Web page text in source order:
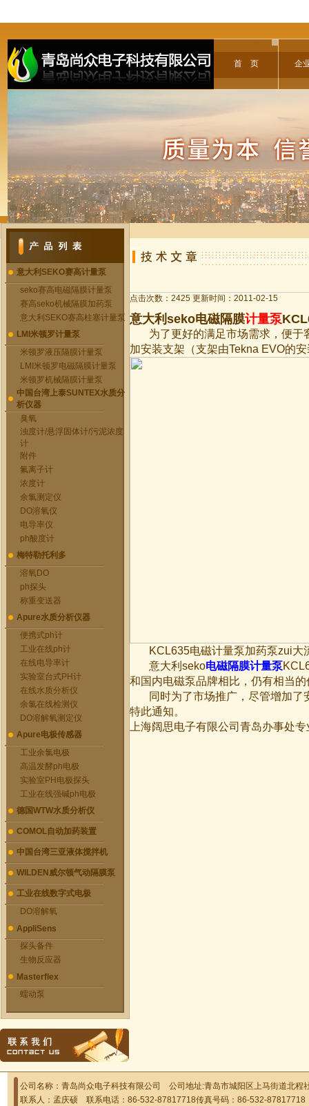
首 页 企
意大利SEKO赛高计量泵
seko赛高电磁隔膜计量泵
赛高seko机械隔膜加药泵
意大利SEKO赛高柱塞计量泵
LMI米顿罗计量泵
米顿罗液压隔膜计量泵
LMI米顿罗电磁隔膜计量泵
米顿罗机械隔膜计量泵
中国台湾上泰SUNTEX水质分
析仪器
臭氧
浊度计/悬浮固体计/污泥浓度
计
附件
氟离子计
浓度计
余氯测定仪
DO溶氧仪
电导率仪
ph酸度计
梅特勒托利多
溶氧DO
ph探头
称重变送器
Apure水质分析仪器
便携式ph计
工业在线ph计
在线电导率计
实验室台式PH计
在线水质分析仪
余氯在线检测仪
DO溶解氧测定仪
Apure电极传感器
工业余氯电极
高温发酵ph电极
实验室PH电极探头
工业在线强碱ph电极
德国WTW水质分析仪
COMOL自动加药装置
中国台湾三亚液体搅拌机
WILDEN威尔顿气动隔膜泵
工业在线数字式电极
DO溶解氧
AppliSens
探头备件
生物反应器
Masterflex
蠕动泵
点击次数：2425 更新时间：2011-02-15
意大利seko电磁隔膜计量泵
为了更好的满足市场需求，便于
加安装支架（支架由Tekna EVO的
KCL635电磁计量泵加药泵zui大
意大利seko电磁隔膜计量泵
和国内电磁泵品牌相比，仍有相当
同时为了市场推广，尽管增加了
特此通知。
上海阔思电子有限公司青岛办事处
公司名称：青岛尚众电子科技有限公司 公司地址:青岛市城阳区上马街道北
联系人：孟庆硕 联系电话：86-532-87817718传真号码：86-532-